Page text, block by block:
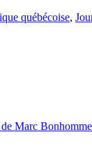
québécoise,
Marc Bonhomme